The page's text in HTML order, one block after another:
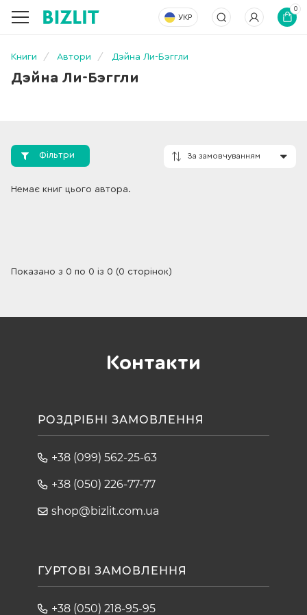
УКР
0
Книги Автори Дэйна Ли-Бэггли
Дэйна Ли-Бэггли
Фільтри
Немає книг цього автора.
Показано з 0 по 0 із 0 (0 сторінок)
Контакти
РОЗДРІБНІ ЗАМОВЛЕННЯ
+38 (099) 562-25-63
+38 (050) 226-77-77
shop@bizlit.com.ua
ГУРТОВІ ЗАМОВЛЕННЯ
+38 (050) 218-95-95